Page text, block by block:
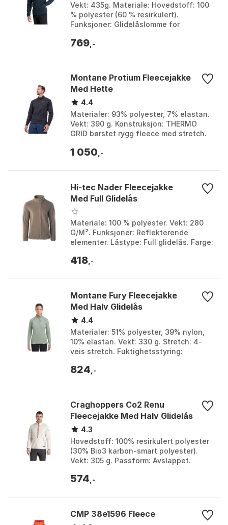
Vekt: 435g. Materiale: Hovedstoff: 100
% polyester (60 % resirkulert).
Funksjoner: Glidelåslomme for
Reflekterende detaljer. Is...
769 ,-
Montane Protium Fleecejakke
Med Hette
4.4
Materialer: 93% polyester, 7% elastan.
Vekt: 390 g. Konstruksjon: THERMO
GRID børstet rygg fleece med stretch.
Farge: Charc...
1 050 ,-
Hi-tec Nader Fleecejakke
Med Full Glidelås
Materiale: 100 % polyester. Vekt: 280
G/M². Funksjoner: Reflekterende
elementer. Låstype: Full glidelås. Farge:
418 ,-
Montane Fury Fleecejakke
Med Halv Glidelås
4.4
Materialer: 51% polyester, 39% nylon,
10% elastan. Vekt: 330 g. Stretch: 4-
veis stretch. Fuktighetsstyring:
Black 2, Pal...
824 ,-
Craghoppers Co2 Renu
Fleecejakke Med Halv Glidelås
4.3
Hovedstoff: 100% resirkulert polyester
(30% Bio3 karbon-smart polyester).
Vekt: 305 g. Passform: Avslappet.
glidelås, 2 lommer, ...
574 ,-
CMP 38e1596 Fleece